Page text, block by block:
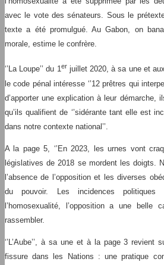
avec le vote des sénateurs. Sous le
texte a été promulgué. Au Gabon, on
morale, estime le confrère.
‘’La Loupe’’ du 1er juillet 2020, à sa une et
le code pénal intéresse ‘’12 prêtres qui
d’apporter une explication à leur démarche,
qu’ils qualifient de ‘’sidérante tant elle est
dans notre contexte national’’.
A la page 5, ‘’En 2023, les urnes vont
législatives de 2018 se mordent les doigts.
l’absence de l’opposition et les diverses
du pouvoir. Les incidences
l’homosexualité, l’opposition a une belle
rassembler.
‘’L’Aube’’, à sa une et à la page 3 revient
fissure dans les Nations : une pratique